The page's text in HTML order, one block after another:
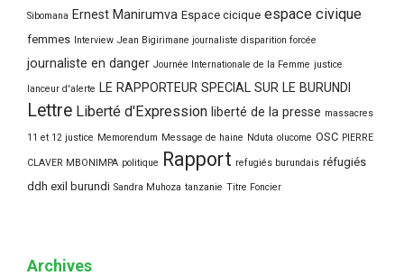
Sibomana Ernest Manirumva Espace cicique espace civique
femmes Interview Jean Bigirimane journaliste disparition forcée
journaliste en danger Journée Internationale de la Femme justice
lanceur d'alerte LE RAPPORTEUR SPECIAL SUR LE BURUNDI
Lettre Liberté d'Expression liberté de la presse massacres
11 et 12 justice Memorendum Message de haine Nduta olucome OSC PIERRE
CLAVER MBONIMPA politique Rapport refugiés burundais réfugiés
ddh exil burundi Sandra Muhoza tanzanie Titre Foncier
Archives